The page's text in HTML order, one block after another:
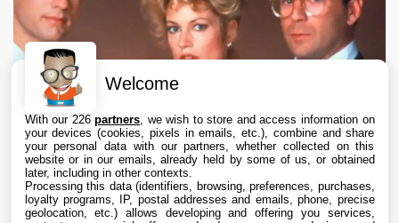
Welcome
With our 226partners , we wish to store and access information on
your devices (cookies, pixels in emails, etc.), combine and share
your personal data with our partners, whether collected on this
website or in our emails, already held by some of us, or obtained
later, including in other contexts.
Processing this data (identifiers, browsing, preferences, purchases,
loyalty programs, IP, postal addresses and emails, phone, precise
geolocation, etc.) allows developing and offering you services,